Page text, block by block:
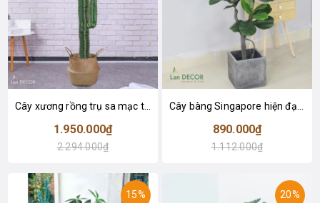
Cây xương rồng trụ sa mạc trang trí loại 2 tay (155cm) - LC2912
1.950.000₫
2.294.000₫
890.000₫
1.112.000₫
15% 20%